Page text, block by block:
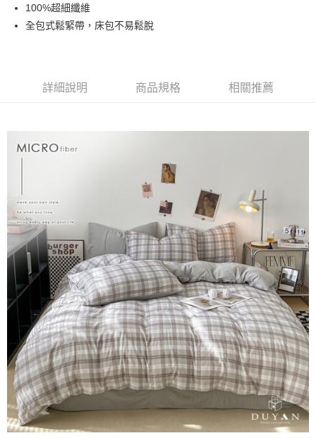
上海商業儲蓄銀行
國泰世華商業銀行
元大商業銀行
永豐商業銀行
LINE Pay
Google Pay
相關說明
1.本服務由台灣大哥大提供，台灣大哥大用戶可立即使用無須另外申請。
2.付款方式選擇「大哥付你分期」，訂單成立後會自動跳轉到大哥付的交易
流程，驗證手機門號後，選擇欲分期的期數、繳款截止日，確認付款後即完
成交易。
3.實際核准額度、可分期數及費用金額請依後續交易確認頁面所載為準。
4.訂單成立30分鐘內，如未前往確認交易或遇審核未通過，訂單將自動取
消。如遇「轉專審核」未通過狀況，表示未達大哥付你分期系統評分，恕無
法說明評估內容。
【繳款方式說明】
1.分期款項不併入電信帳單，「大哥付你分期」於每月結算日後寄送繳費提
醒簡訊。
2.透過簡訊連結打開帳單後，可選擇「超商條碼／台灣大直營門市／銀行轉
帳／街口支付／iPASS MONEY」等通路繳費。
【注意事項】
1.本服務係由「台灣大哥大股份有限公司」（以下簡稱本公司）所提供，讓
用戶於交易時，得透過本服務購買商品或服務，並由商店將買賣／分期付款
買賣價金債權讓與本公司後，依約使用本公司帳單繳交帳款。
2.基於同意付款使用「大哥付你分期」之契約關係目的，商店將以您的個人
資料（包含姓名、電話或地址）提供予台灣大哥大進項蒐集、處理及利用，
相關說明
【關於「AFTEE先享後付」】
AFTEE先享後付是「在收到商品之後才付款」的支付方式。 讓您購物簡單
便利好安心！
１．簡單：不需註冊會員、不需綁卡、不需儲值。
２．便利：只要手機號碼，簡訊認證，即可結帳。
３．安心：先確認商品／服務後，再付款。
【「AFTEE先享後付」結帳流程】
１．於結帳方式選擇「AFTEE先享後付」後，將跳轉至「AFTEE先享後付」
結帳頁面，進行簡訊認證並確認金額後，即可完成結帳。
２．訂單成立數日內，您將收到繳費通知簡訊。
３．收到繳費通知簡訊後14天內，點擊此簡訊中的連結，可透過四大超商／
ATM／網路銀行／等多元方式進行付款，方視為交易完成。
※ 請注意：結帳手續完成當下不需立刻繳費，但若您需要取消訂單，請聯絡
購買商品的店家。未經商家同意取消之訂單仍視為有效，需透過AFTEE先享
後付繳納相關費用。
※ 交易是否成功請以「AFTEE先享後付 」之結帳頁面顯示為準，若有關於
是否繳費成功／繳費後需取消欲退款等相關疑問，請聯繫「AFTEE先享後付
Hami Point
相關說明
「Hami Point」為中華電信所提供之點數服務，可於會員專區綁定中華電信
會員帳號後，即可在購物車使用 Hami Point 折抵消費金額 (1點等於1元)。
ATM付款
運送方式
全家取貨付款
每筆NT$60，滿NT$999(含以上)免運費
付款後全家取貨
每筆NT$60，滿NT$999(含以上)免運費
7-11取貨付款
100%超細纖維
全包式鬆緊帶，床包不易鬆脫
詳細說明 商品規格 相關推薦